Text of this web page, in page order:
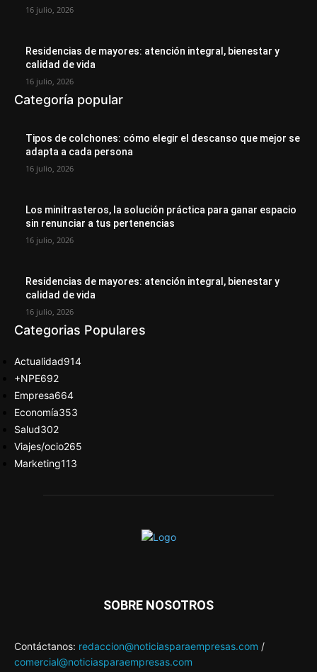
16 julio, 2026
Residencias de mayores: atención integral, bienestar y
calidad de vida
16 julio, 2026
Categoría popular
Tipos de colchones: cómo elegir el descanso que mejor se
adapta a cada persona
16 julio, 2026
Los minitrasteros, la solución práctica para ganar espacio
sin renunciar a tus pertenencias
16 julio, 2026
Residencias de mayores: atención integral, bienestar y
calidad de vida
16 julio, 2026
Categorias Populares
Actualidad914
+NPE692
Empresa664
Economía353
Salud302
Viajes/ocio265
Marketing113
SOBRE NOSOTROS
Contáctanos: redaccion@noticiasparaempresas.com /
comercial@noticiasparaempresas.com